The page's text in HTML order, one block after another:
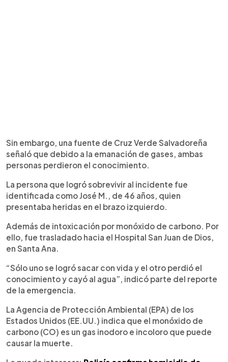
Sin embargo, una fuente de Cruz Verde Salvadoreña
señaló que debido a la emanación de gases, ambas
personas perdieron el conocimiento.
La persona que logró sobrevivir al incidente fue
identificada como José M., de 46 años, quien
presentaba heridas en el brazo izquierdo.
Además de intoxicación por monóxido de carbono. Por
ello, fue trasladado hacia el Hospital San Juan de Dios,
en Santa Ana.
“Sólo uno se logró sacar con vida y el otro perdió el
conocimiento y cayó al agua”, indicó parte del reporte
de la emergencia.
La Agencia de Protección Ambiental (EPA) de los
Estados Unidos (EE.UU.) indica que el monóxido de
carbono (CO) es un gas inodoro e incoloro que puede
causar la muerte.